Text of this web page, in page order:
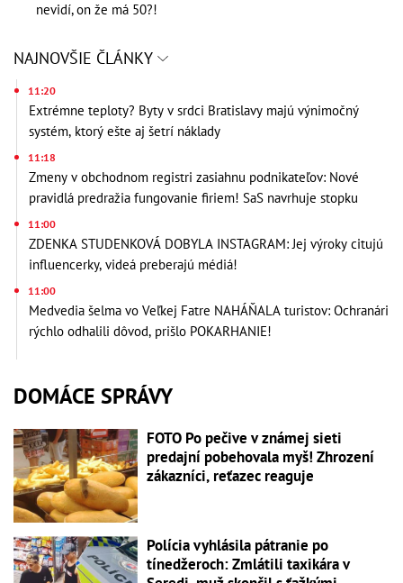
nevidí, on že má 50?!
NAJNOVŠIE ČLÁNKY
11:20
Extrémne teploty? Byty v srdci Bratislavy majú výnimočný
systém, ktorý ešte aj šetrí náklady
11:18
Zmeny v obchodnom registri zasiahnu podnikateľov: Nové
pravidlá predražia fungovanie firiem! SaS navrhuje stopku
11:00
ZDENKA STUDENKOVÁ DOBYLA INSTAGRAM: Jej výroky citujú
influencerky, videá preberajú médiá!
11:00
Medvedia šelma vo Veľkej Fatre NAHÁŇALA turistov: Ochranári
rýchlo odhalili dôvod, prišlo POKARHANIE!
DOMÁCE SPRÁVY
FOTO Po pečive v známej sieti
predajní pobehovala myš! Zhrození
zákazníci, reťazec reaguje
Polícia vyhlásila pátranie po
tínedžeroch: Zmlátili taxikára v